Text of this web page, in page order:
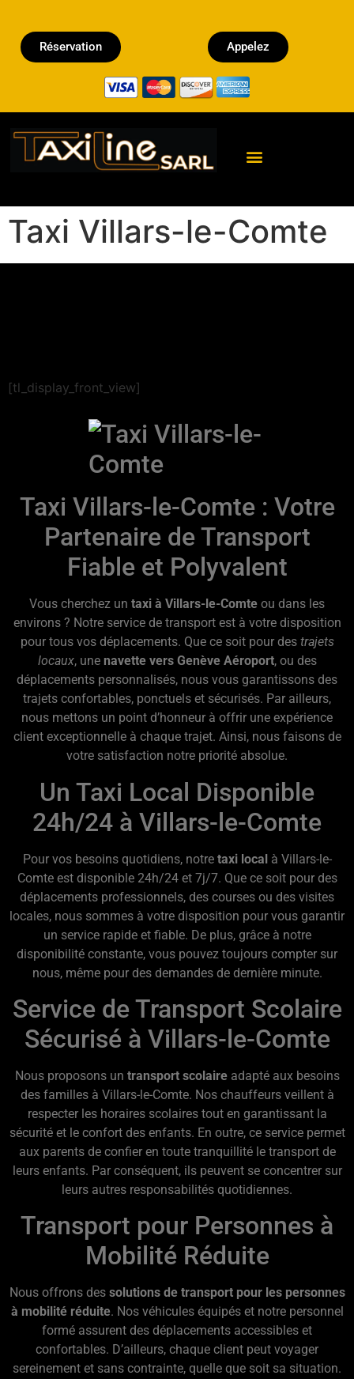
Réservation Appelez
Taxi Villars-le-Comte
[tl_display_front_view]
Taxi Villars-le-Comte : Votre
Partenaire de Transport
Fiable et Polyvalent
Vous cherchez un taxi à Villars-le-Comte ou dans les
environs ? Notre service de transport est à votre disposition
pour tous vos déplacements. Que ce soit pour des trajets
locaux, une navette vers Genève Aéroport, ou des
déplacements personnalisés, nous vous garantissons des
trajets confortables, ponctuels et sécurisés. Par ailleurs,
nous mettons un point d’honneur à offrir une expérience
client exceptionnelle à chaque trajet. Ainsi, nous faisons de
votre satisfaction notre priorité absolue.
Un Taxi Local Disponible
24h/24 à Villars-le-Comte
Pour vos besoins quotidiens, notre taxi localà Villars-le-
Comte est disponible 24h/24 et 7j/7. Que ce soit pour des
déplacements professionnels, des courses ou des visites
locales, nous sommes à votre disposition pour vous garantir
un service rapide et fiable. De plus, grâce à notre
disponibilité constante, vous pouvez toujours compter sur
nous, même pour des demandes de dernière minute.
Service de Transport Scolaire
Sécurisé à Villars-le-Comte
Nous proposons un transport scolaireadapté aux besoins
des familles à Villars-le-Comte. Nos chauffeurs veillent à
respecter les horaires scolaires tout en garantissant la
sécurité et le confort des enfants. En outre, ce service permet
aux parents de confier en toute tranquillité le transport de
leurs enfants. Par conséquent, ils peuvent se concentrer sur
leurs autres responsabilités quotidiennes.
Transport pour Personnes à
Mobilité Réduite
Nous offrons des solutions de transport pour les personnes
à mobilité réduite. Nos véhicules équipés et notre personnel
formé assurent des déplacements accessibles et
confortables. D’ailleurs, chaque client peut voyager
sereinement et sans contrainte, quelle que soit sa situation.